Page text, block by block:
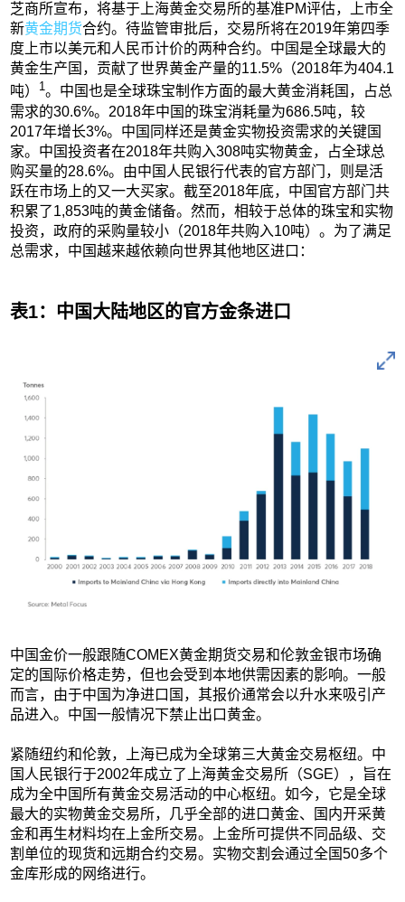
芝商所宣布，将基于上海黄金交易所的基准PM评估，上市全
新黄金期货合约。待监管审批后，交易所将在2019年第四季
度上市以美元和人民币计价的两种合约。中国是全球最大的
黄金生产国，贡献了世界黄金产量的11.5%（2018年为404.1
吨）
1。中国也是全球珠宝制作方面的最大黄金消耗国，占总
需求的30.6%。2018年中国的珠宝消耗量为686.5吨，较
2017年增长3%。中国同样还是黄金实物投资需求的关键国
家。中国投资者在2018年共购入308吨实物黄金，占全球总
购买量的28.6%。由中国人民银行代表的官方部门，则是活
跃在市场上的又一大买家。截至2018年底，中国官方部门共
积累了1,853吨的黄金储备。然而，相较于总体的珠宝和实物
投资，政府的采购量较小（2018年共购入10吨）。为了满足
总需求，中国越来越依赖向世界其他地区进口：
表1：中国大陆地区的官方金条进口
中国金价一般跟随COMEX黄金期货交易和伦敦金银市场确
定的国际价格走势，但也会受到本地供需因素的影响。一般
而言，由于中国为净进口国，其报价通常会以升水来吸引产
品进入。中国一般情况下禁止出口黄金。
紧随纽约和伦敦，上海已成为全球第三大黄金交易枢纽。中
国人民银行于2002年成立了上海黄金交易所（SGE），旨在
成为全中国所有黄金交易活动的中心枢纽。如今，它是全球
最大的实物黄金交易所，几乎全部的进口黄金、国内开采黄
金和再生材料均在上金所交易。上金所可提供不同品级、交
割单位的现货和远期合约交易。实物交割会通过全国50多个
金库形成的网络进行。